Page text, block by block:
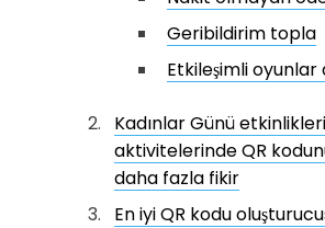
Geribildirim topla
Etkileşimli oyunlar
Kadınlar Günü
aktivitelerinde QR
daha fazla fikir
En iyi QR kodu